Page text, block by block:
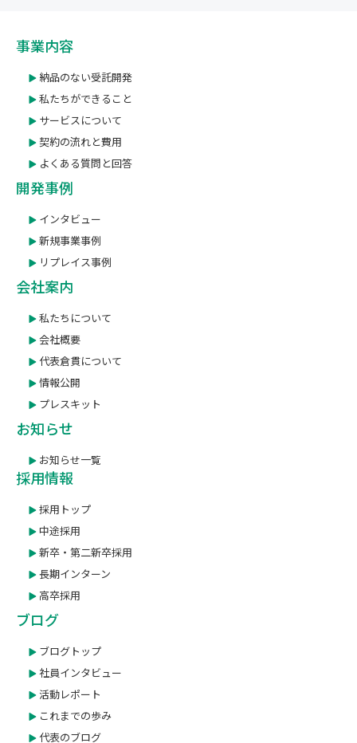
事業内容
納品のない受託開発
私たちができること
サービスについて
契約の流れと費用
よくある質問と回答
開発事例
インタビュー
新規事業事例
リプレイス事例
会社案内
私たちについて
会社概要
代表倉貫について
情報公開
プレスキット
お知らせ
お知らせ一覧
採用情報
採用トップ
中途採用
新卒・第二新卒採用
長期インターン
高卒採用
ブログ
ブログトップ
社員インタビュー
活動レポート
これまでの歩み
代表のブログ